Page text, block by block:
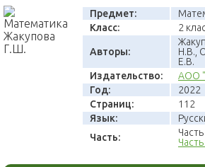
Предмет:
Класс:
2
Авторы:
Н.В.,
Е.В.
Издательство:
АОО
Год:
2022
Страниц:
112
Язык:
Часть: